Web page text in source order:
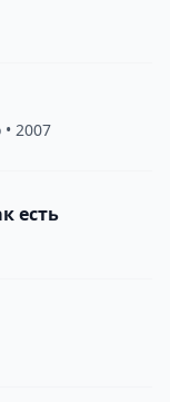
• 2007
есть